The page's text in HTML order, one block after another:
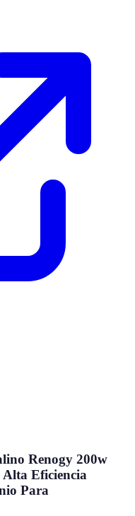
Renogy 200w
Eficiencia
Para